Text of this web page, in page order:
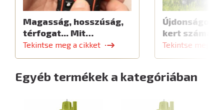
Magasság, hosszúság,
térfogat... Mit…
Tekintse meg a cikket
Újdonságok
kert számára
Tekintse meg a
Egyéb termékek a kategóriában